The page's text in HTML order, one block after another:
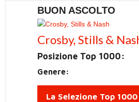
BUON ASCOLTO
Crosby, Stills &
Posizione Top 1000:
Genere:
La Selezione Top